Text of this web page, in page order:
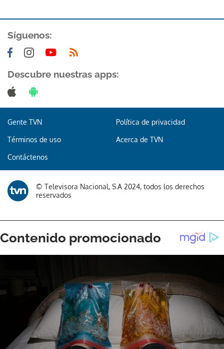
Síguenos:
Descubre nuestras apps:
Gente TVN Política de privacidad
Términos de uso Acerca de TVN
Contáctenos
© Televisora Nacional, S.A 2024, todos los derechos
reservados